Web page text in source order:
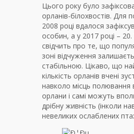
Цього року було
орланів-білохвостів. Для
2008 році вдалося
особин, а у 2017 році – 20.
свідчить про те, що
зоні відчуження
стабільною. Цікаво, що
кількість орланів вчені
навколо місць полювання
орлани і самі можуть
дрібну живність (інколи
невеликих ослаблених